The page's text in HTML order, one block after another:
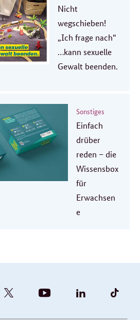
Nicht
wegschieben!
„Ich frage nach“
…kann sexuelle
Gewalt beenden.
Sonstiges
Einfach
drüber
reden – die
Wissensbox
für
Erwachsen
e
FAMILIENMINISTERIUM
BMBFSFJ
BMFSFJ